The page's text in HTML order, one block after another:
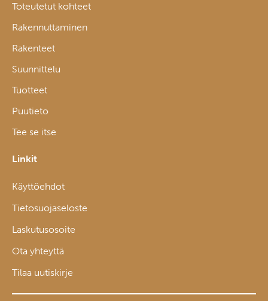
Toteutetut kohteet
Rakennuttaminen
Rakenteet
Suunnittelu
Tuotteet
Puutieto
Tee se itse
Linkit
Käyttöehdot
Tietosuojaseloste
Laskutusosoite
Ota yhteyttä
Tilaa uutiskirje